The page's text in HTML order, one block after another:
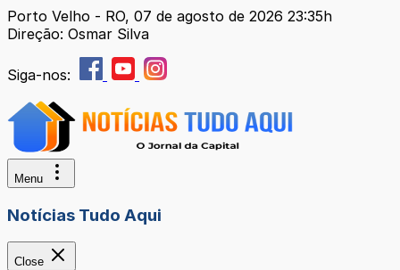
Porto Velho - RO, 07 de agosto de 2026 23:35h
Direção: Osmar Silva
Siga-nos:
Menu
Notícias Tudo Aqui
Close